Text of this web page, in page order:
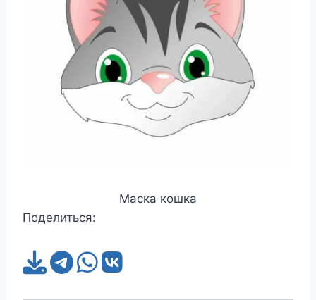
Маска кошка
Поделиться: